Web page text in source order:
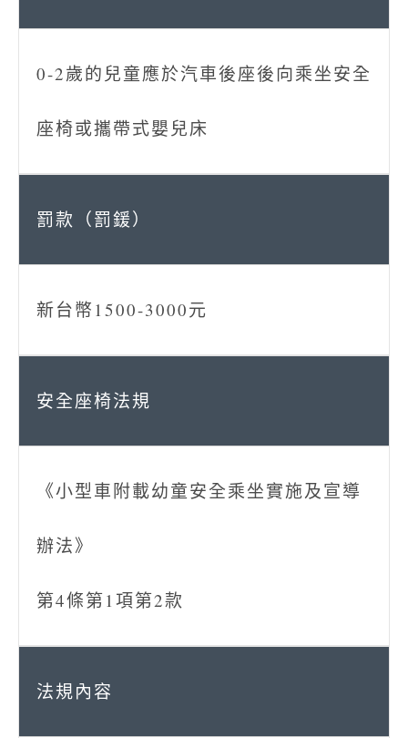
0-2歲的兒童應於汽車後座後向乘坐安全
座椅或攜帶式嬰兒床
新台幣1500-3000元
《小型車附載幼童安全乘坐實施及宣導
辦法》
第4條第1項第2款